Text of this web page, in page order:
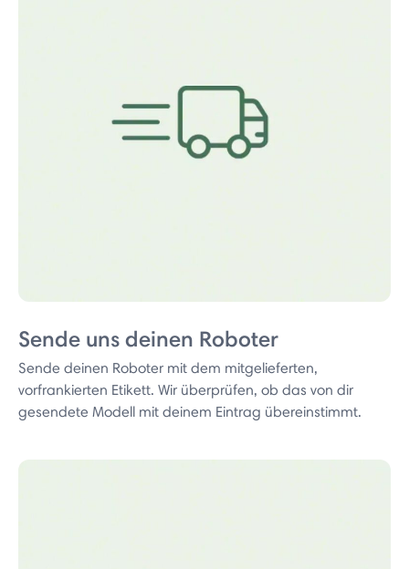
Sende uns deinen Roboter
Sende deinen Roboter mit dem mitgelieferten,
vorfrankierten Etikett. Wir überprüfen, ob das von dir
gesendete Modell mit deinem Eintrag übereinstimmt.